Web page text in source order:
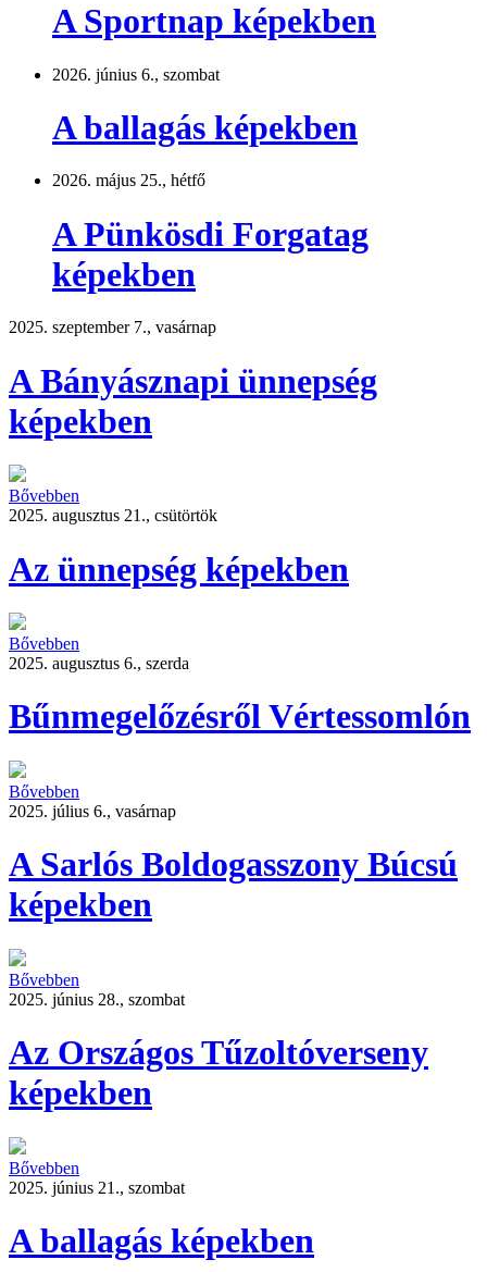
A Sportnap képekben
2026. június 6., szombat
A ballagás képekben
2026. május 25., hétfő
A Pünkösdi Forgatag
képekben
2025. szeptember 7., vasárnap
A Bányásznapi ünnepség
képekben
Bővebben
2025. augusztus 21., csütörtök
Az ünnepség képekben
Bővebben
2025. augusztus 6., szerda
Bűnmegelőzésről Vértessomlón
Bővebben
2025. július 6., vasárnap
A Sarlós Boldogasszony Búcsú
képekben
Bővebben
2025. június 28., szombat
Az Országos Tűzoltóverseny
képekben
Bővebben
2025. június 21., szombat
A ballagás képekben